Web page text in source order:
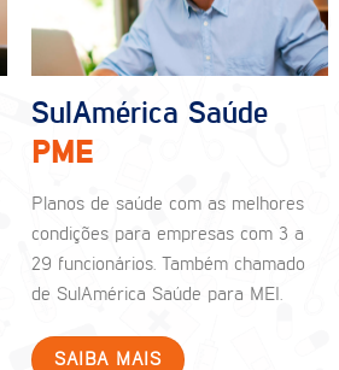
SulAmérica Saúde
PME
Planos de saúde com as melhores
condições para empresas com 3 a
29 funcionários. Também chamado
de SulAmérica Saúde para MEI.
SAIBA MAIS